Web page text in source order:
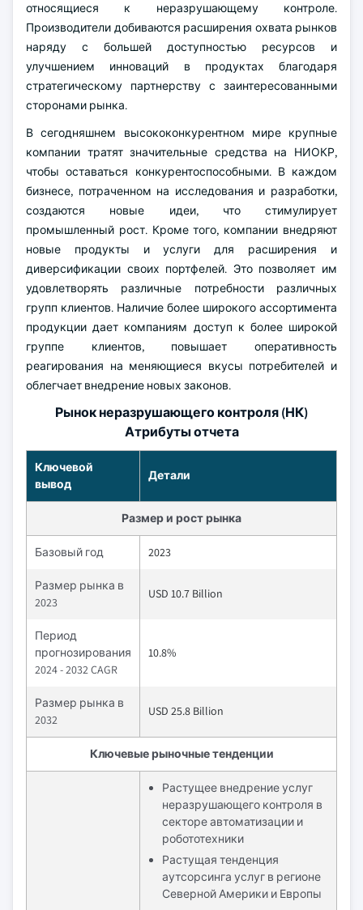
относящиеся к неразрушающему контроле.
Производители добиваются расширения охвата рынков
наряду с большей доступностью ресурсов и
улучшением инноваций в продуктах благодаря
стратегическому партнерству с заинтересованными
сторонами рынка.
В сегодняшнем высококонкурентном мире крупные
компании тратят значительные средства на НИОКР,
чтобы оставаться конкурентоспособными. В каждом
бизнесе, потраченном на исследования и разработки,
создаются новые идеи, что стимулирует
промышленный рост. Кроме того, компании внедряют
новые продукты и услуги для расширения и
диверсификации своих портфелей. Это позволяет им
удовлетворять различные потребности различных
групп клиентов. Наличие более широкого ассортимента
продукции дает компаниям доступ к более широкой
группе клиентов, повышает оперативность
реагирования на меняющиеся вкусы потребителей и
облегчает внедрение новых законов.
Рынок неразрушающего контроля (НК)
Атрибуты отчета
Ключевой
вывод
Детали
Размер и рост рынка
Базовый год 2023
Размер рынка в
2023
USD 10.7 Billion
Период
прогнозирования
2024 - 2032 CAGR
10.8%
Размер рынка в
2032
USD 25.8 Billion
Ключевые рыночные тенденции
Растущее внедрение услуг
неразрушающего контроля в
секторе автоматизации и
робототехники
Растущая тенденция
аутсорсинга услуг в регионе
Северной Америки и Европы